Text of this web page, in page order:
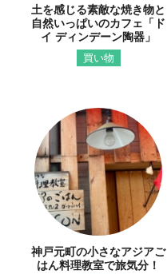
土を感じる素敵な焼き物と
自然いっぱいのカフェ「ド
イ ディンデーン陶器」
買い物
神戸元町の小さなアジアご
はん料理教室で旅気分！